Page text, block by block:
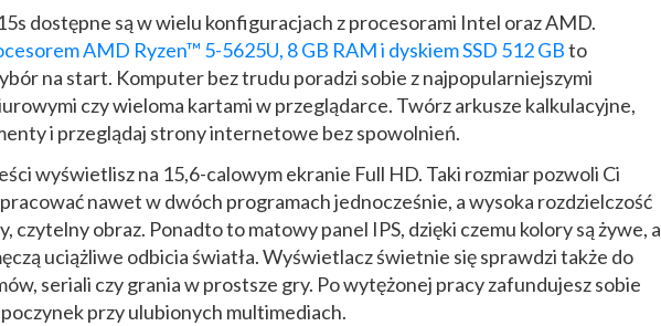
dostępne są w wielu konfiguracjach z procesorami Intel oraz AMD.
AMD Ryzen™ 5-5625U, 8 GB RAM i dyskiem SSD 512 GBto
na start. Komputer bez trudu poradzi sobie z najpopularniejszymi
czy wieloma kartami w przeglądarce. Twórz arkusze kalkulacyjne,
i przeglądaj strony internetowe bez spowolnień.
wyświetlisz na 15,6-calowym ekranie Full HD. Taki rozmiar pozwoli Ci
nawet w dwóch programach jednocześnie, a wysoka rozdzielczość
czytelny obraz. Ponadto to matowy panel IPS, dzięki czemu kolory są żywe, a
uciążliwe odbicia światła. Wyświetlacz świetnie się sprawdzi także do
seriali czy grania w prostsze gry. Po wytężonej pracy zafundujesz sobie
przy ulubionych multimediach.